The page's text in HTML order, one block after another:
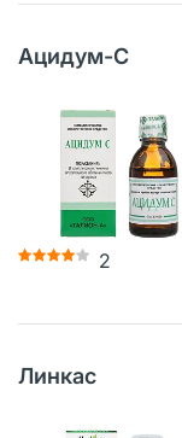
Ацидум-С
2
Линкас